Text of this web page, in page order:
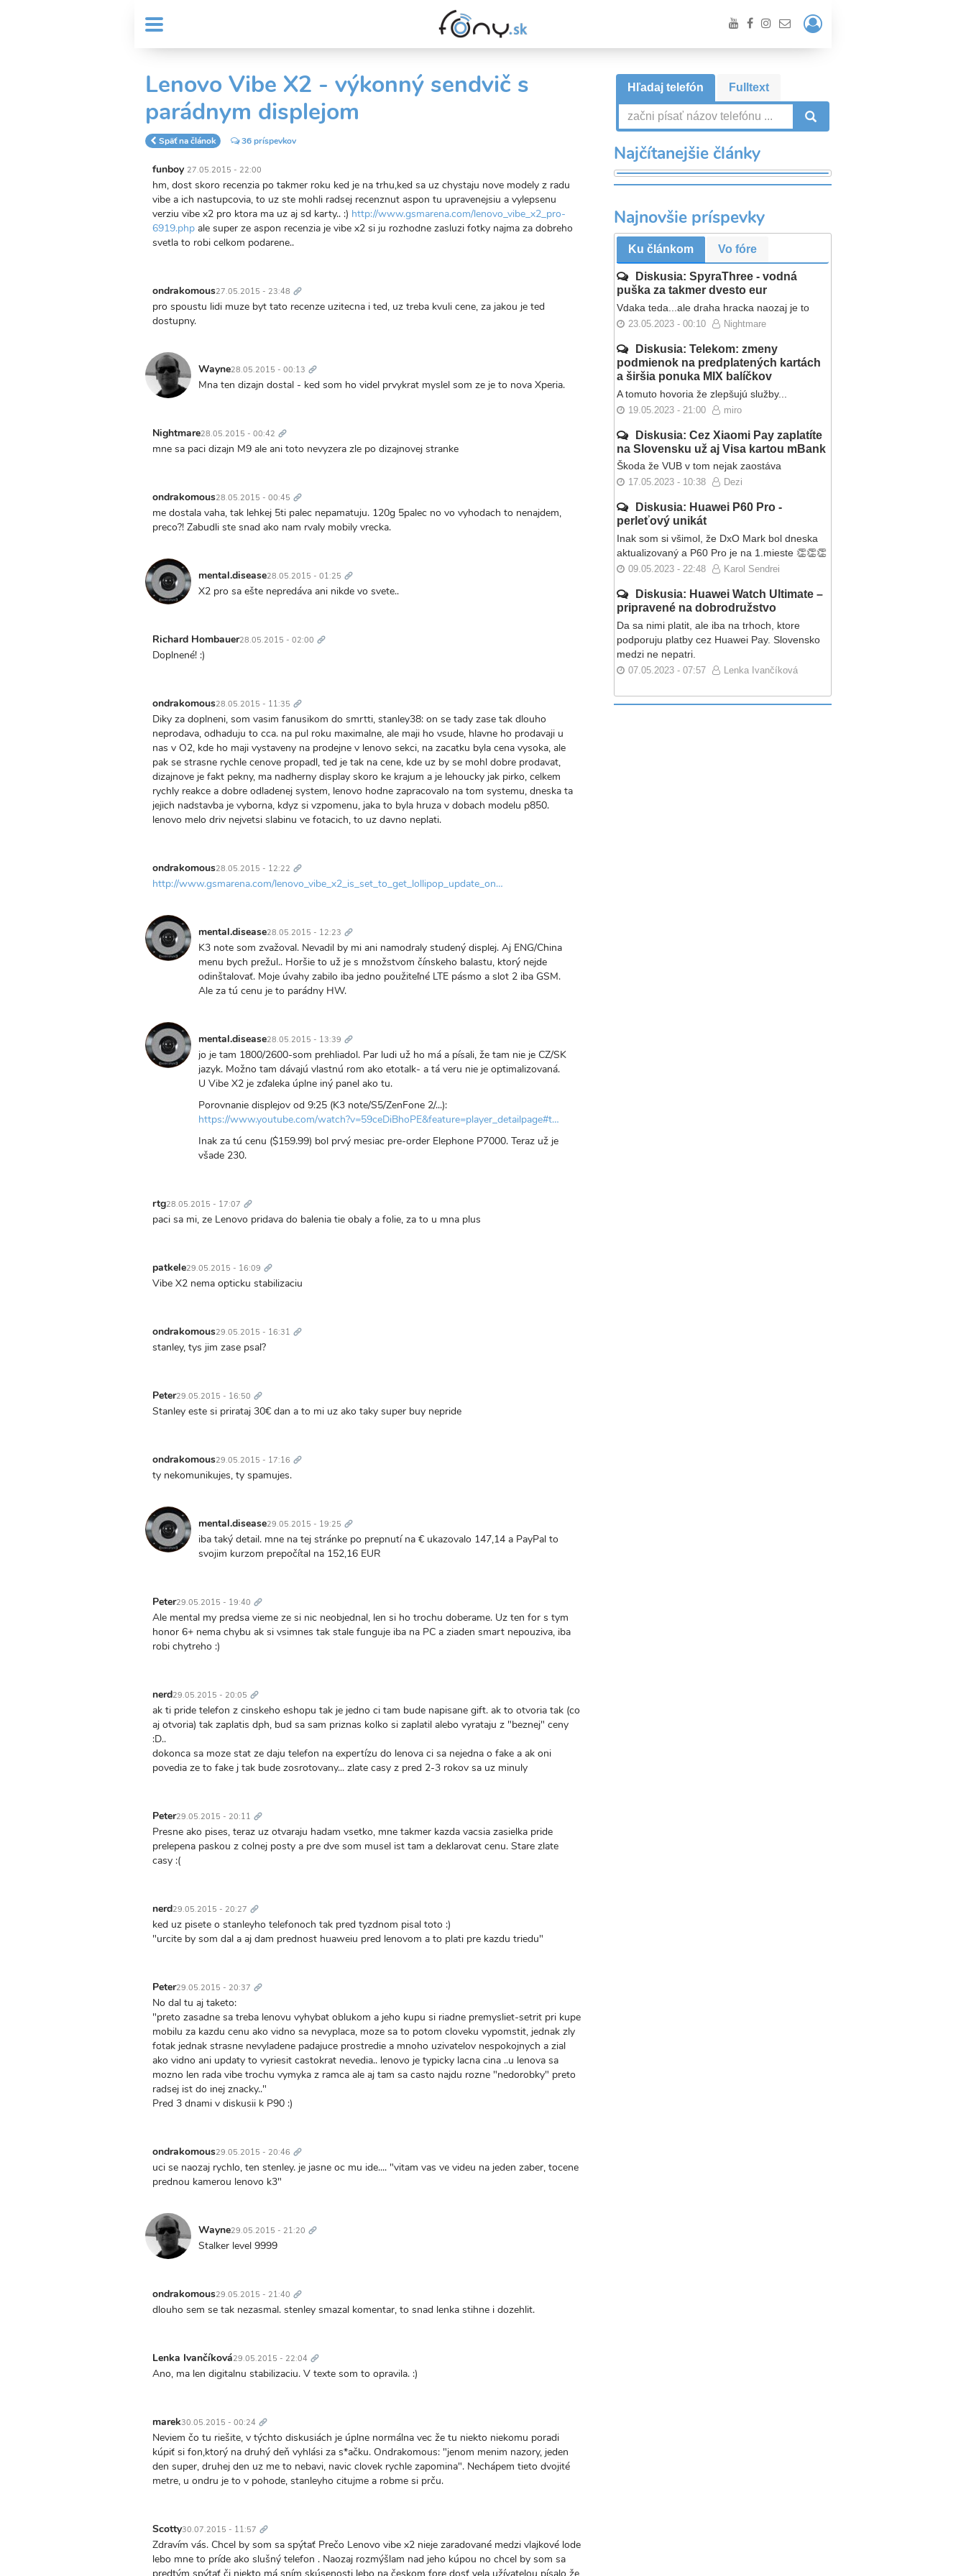
MENU
Header
menu
User
account
Prihlásiť
/
Registrácia
Lenovo Vibe X2 - výkonný sendvič s
parádnym displejom
Späť na článok 36 príspevkov
funboy 27.05.2015 - 22:00
hm, dost skoro recenzia po takmer roku ked je na trhu,ked sa uz chystaju nove modely z radu
vibe a ich nastupcovia, to uz ste mohli radsej recenznut aspon tu upravenejsiu a vylepsenu
verziu vibe x2 pro ktora ma uz aj sd karty.. :) http://www.gsmarena.com/lenovo_vibe_x2_pro-
6919.php ale super ze aspon recenzia je vibe x2 si ju rozhodne zasluzi fotky najma za dobreho
svetla to robi celkom podarene..
ondrakomous27.05.2015 - 23:48 odkaz
pro spoustu lidi muze byt tato recenze uzitecna i ted, uz treba kvuli cene, za jakou je ted
dostupny.
Wayne28.05.2015 - 00:13 odkaz
Mna ten dizajn dostal - ked som ho videl prvykrat myslel som ze je to nova Xperia.
Nightmare28.05.2015 - 00:42 odkaz
mne sa paci dizajn M9 ale ani toto nevyzera zle po dizajnovej stranke
ondrakomous28.05.2015 - 00:45 odkaz
me dostala vaha, tak lehkej 5ti palec nepamatuju. 120g 5palec no vo vyhodach to nenajdem,
preco?! Zabudli ste snad ako nam rvaly mobily vrecka.
mental.disease28.05.2015 - 01:25 odkaz
X2 pro sa ešte nepredáva ani nikde vo svete..
Richard Hombauer28.05.2015 - 02:00 odkaz
Doplnené! :)
ondrakomous28.05.2015 - 11:35 odkaz
Diky za doplneni, som vasim fanusikom do smrtti, stanley38: on se tady zase tak dlouho
neprodava, odhaduju to cca. na pul roku maximalne, ale maji ho vsude, hlavne ho prodavaji u
nas v O2, kde ho maji vystaveny na prodejne v lenovo sekci, na zacatku byla cena vysoka, ale
pak se strasne rychle cenove propadl, ted je tak na cene, kde uz by se mohl dobre prodavat,
dizajnove je fakt pekny, ma nadherny display skoro ke krajum a je lehoucky jak pirko, celkem
rychly reakce a dobre odladenej system, lenovo hodne zapracovalo na tom systemu, dneska ta
jejich nadstavba je vyborna, kdyz si vzpomenu, jaka to byla hruza v dobach modelu p850.
lenovo melo driv nejvetsi slabinu ve fotacich, to uz davno neplati.
ondrakomous28.05.2015 - 12:22 odkaz
http://www.gsmarena.com/lenovo_vibe_x2_is_set_to_get_lollipop_update_on…
mental.disease28.05.2015 - 12:23 odkaz
K3 note som zvažoval. Nevadil by mi ani namodraly studený displej. Aj ENG/China
menu bych prežul.. Horšie to už je s množstvom čínskeho balastu, ktorý nejde
odinštalovať. Moje úvahy zabilo iba jedno použiteľné LTE pásmo a slot 2 iba GSM.
Ale za tú cenu je to parádny HW.
mental.disease28.05.2015 - 13:39 odkaz
jo je tam 1800/2600-som prehliadol. Par ludi už ho má a písali, že tam nie je CZ/SK
jazyk. Možno tam dávajú vlastnú rom ako etotalk- a tá veru nie je optimalizovaná.
U Vibe X2 je zďaleka úplne iný panel ako tu.
Porovnanie displejov od 9:25 (K3 note/S5/ZenFone 2/...):
https://www.youtube.com/watch?v=59ceDiBhoPE&feature=player_detailpage#t…
Inak za tú cenu ($159.99) bol prvý mesiac pre-order Elephone P7000. Teraz už je
všade 230.
rtg28.05.2015 - 17:07 odkaz
paci sa mi, ze Lenovo pridava do balenia tie obaly a folie, za to u mna plus
patkele29.05.2015 - 16:09 odkaz
Vibe X2 nema opticku stabilizaciu
ondrakomous29.05.2015 - 16:31 odkaz
stanley, tys jim zase psal?
Peter29.05.2015 - 16:50 odkaz
Stanley este si prirataj 30€ dan a to mi uz ako taky super buy nepride
ondrakomous29.05.2015 - 17:16 odkaz
ty nekomunikujes, ty spamujes.
mental.disease29.05.2015 - 19:25 odkaz
iba taký detail. mne na tej stránke po prepnutí na € ukazovalo 147,14 a PayPal to
svojim kurzom prepočítal na 152,16 EUR
Peter29.05.2015 - 19:40 odkaz
Ale mental my predsa vieme ze si nic neobjednal, len si ho trochu doberame. Uz ten for s tym
honor 6+ nema chybu ak si vsimnes tak stale funguje iba na PC a ziaden smart nepouziva, iba
robi chytreho :)
nerd29.05.2015 - 20:05 odkaz
ak ti pride telefon z cinskeho eshopu tak je jedno ci tam bude napisane gift. ak to otvoria tak (co
aj otvoria) tak zaplatis dph, bud sa sam priznas kolko si zaplatil alebo vyrataju z "beznej" ceny
:D..
dokonca sa moze stat ze daju telefon na expertízu do lenova ci sa nejedna o fake a ak oni
povedia ze to fake j tak bude zosrotovany... zlate casy z pred 2-3 rokov sa uz minuly
Peter29.05.2015 - 20:11 odkaz
Presne ako pises, teraz uz otvaraju hadam vsetko, mne takmer kazda vacsia zasielka pride
prelepena paskou z colnej posty a pre dve som musel ist tam a deklarovat cenu. Stare zlate
casy :(
nerd29.05.2015 - 20:27 odkaz
ked uz pisete o stanleyho telefonoch tak pred tyzdnom pisal toto :)
"urcite by som dal a aj dam prednost huaweiu pred lenovom a to plati pre kazdu triedu"
Peter29.05.2015 - 20:37 odkaz
No dal tu aj taketo:
"preto zasadne sa treba lenovu vyhybat oblukom a jeho kupu si riadne premysliet-setrit pri kupe
mobilu za kazdu cenu ako vidno sa nevyplaca, moze sa to potom cloveku vypomstit, jednak zly
fotak jednak strasne nevyladene padajuce prostredie a mnoho uzivatelov nespokojnych a zial
ako vidno ani updaty to vyriesit castokrat nevedia.. lenovo je typicky lacna cina ..u lenova sa
mozno len rada vibe trochu vymyka z ramca ale aj tam sa casto najdu rozne "nedorobky" preto
radsej ist do inej znacky.."
Pred 3 dnami v diskusii k P90 :)
ondrakomous29.05.2015 - 20:46 odkaz
uci se naozaj rychlo, ten stenley. je jasne oc mu ide.... "vitam vas ve videu na jeden zaber, tocene
prednou kamerou lenovo k3"
Wayne29.05.2015 - 21:20 odkaz
Stalker level 9999
ondrakomous29.05.2015 - 21:40 odkaz
dlouho sem se tak nezasmal. stenley smazal komentar, to snad lenka stihne i dozehlit.
Lenka Ivančíková29.05.2015 - 22:04 odkaz
Ano, ma len digitalnu stabilizaciu. V texte som to opravila. :)
marek30.05.2015 - 00:24 odkaz
Neviem čo tu riešite, v týchto diskusiách je úplne normálna vec že tu niekto niekomu poradi
kúpiť si fon,ktorý na druhý deň vyhlási za s*ačku. Ondrakomous: "jenom menim nazory, jeden
den super, druhej den uz me to nebavi, navic clovek rychle zapomina". Nechápem tieto dvojité
metre, u ondru je to v pohode, stanleyho citujme a robme si prču.
Scotty30.07.2015 - 11:57 odkaz
Zdravím vás. Chcel by som sa spýtať Prečo Lenovo vibe x2 nieje zaradované medzi vlajkové lode
lebo mne to príde ako slušný telefon . Naozaj rozmýšlam nad jeho kúpou no chcel by som sa
predtým spýtať či niekto má sním skúsenosti lebo na českom fore dosť vela užívatelou písalo že
Hľadaj telefón Fulltext
Najčítanejšie články
Najnovšie príspevky
Ku článkom Vo fóre
Diskusia: SpyraThree - vodná
puška za takmer dvesto eur
Vdaka teda...ale draha hracka naozaj je to
23.05.2023 - 00:10 Nightmare
Diskusia: Telekom: zmeny
podmienok na predplatených kartách
a širšia ponuka MIX balíčkov
A tomuto hovoria že zlepšujú služby...
19.05.2023 - 21:00 miro
Diskusia: Cez Xiaomi Pay zaplatíte
na Slovensku už aj Visa kartou mBank
Škoda že VUB v tom nejak zaostáva
17.05.2023 - 10:38 Dezi
Diskusia: Huawei P60 Pro -
perleťový unikát
Inak som si všimol, že DxO Mark bol dneska
aktualizovaný a P60 Pro je na 1.mieste 👏👏👏
09.05.2023 - 22:48 Karol Sendrei
Diskusia: Huawei Watch Ultimate –
pripravené na dobrodružstvo
Da sa nimi platit, ale iba na trhoch, ktore
podporuju platby cez Huawei Pay. Slovensko
medzi ne nepatri.
07.05.2023 - 07:57 Lenka Ivančíková